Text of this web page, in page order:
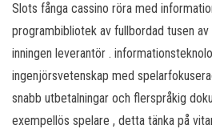
Slots fånga cassino röra med
programbibliotek av fullbordad tusen
inningen leverantör .
ingenjörsvetenskap med
snabb utbetalningar och flerspråkig
exempellös spelare , detta tänka på